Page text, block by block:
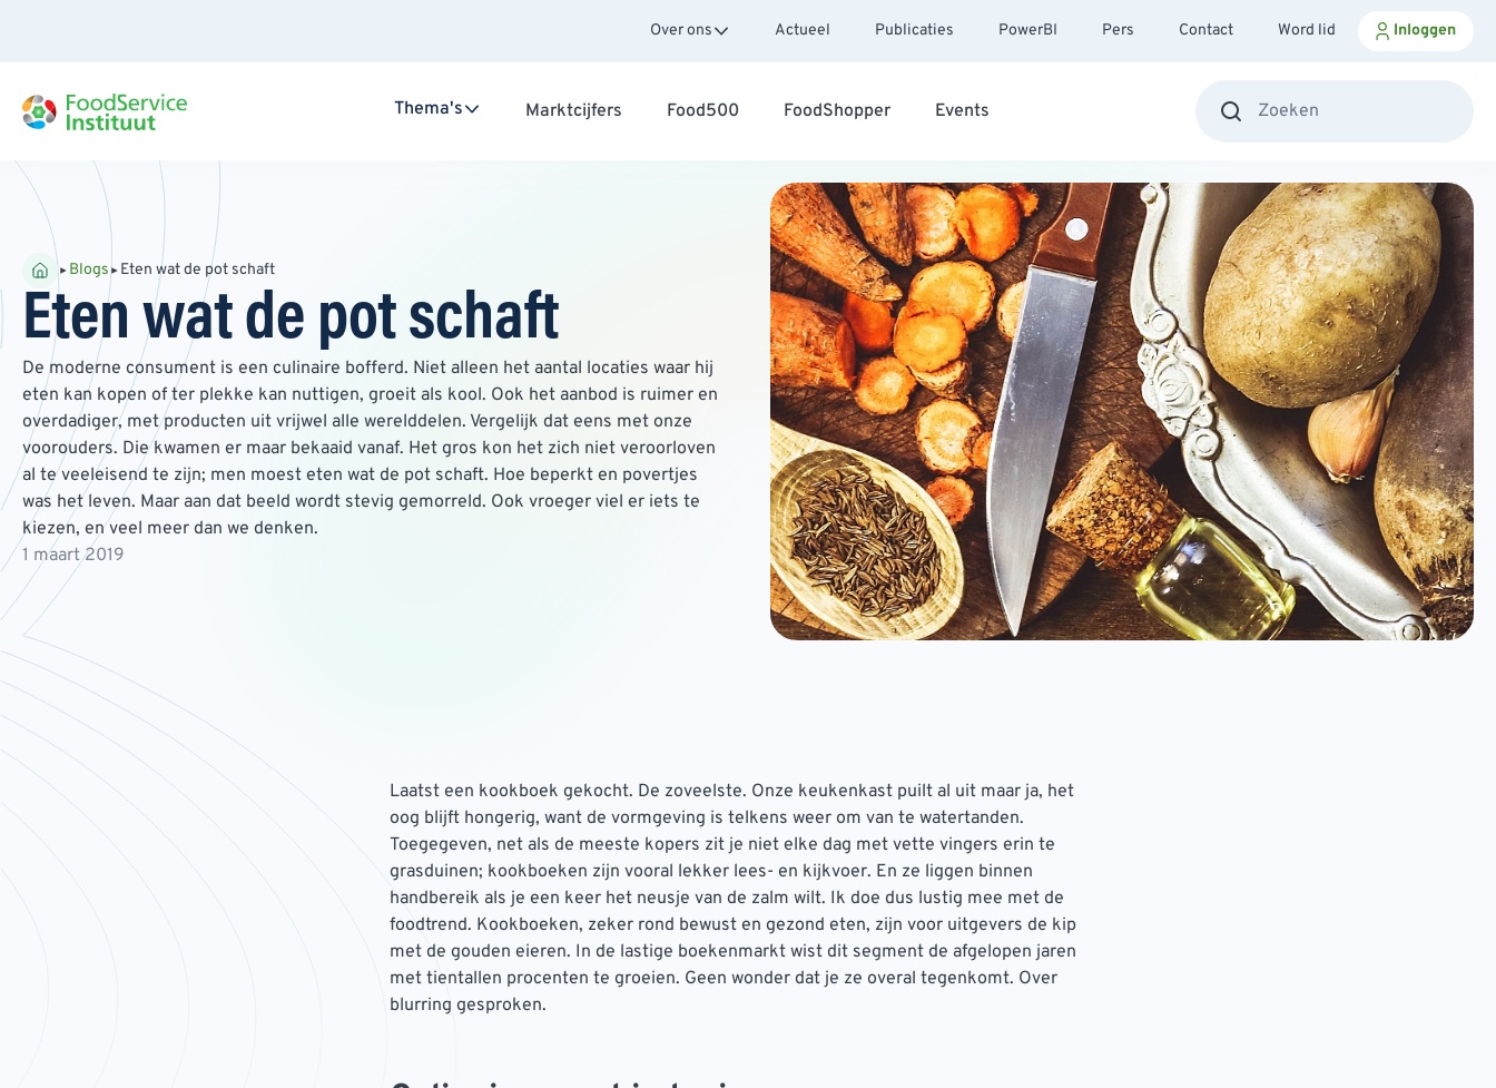
Over ons Actueel Publicaties PowerBI Pers Contact Word lid Inloggen
Thema's Marktcijfers Food500 FoodShopper Events
Blogs Eten wat de pot schaft
Eten wat de pot schaft
De moderne consument is een culinaire bofferd. Niet alleen het aantal locaties waar hij
eten kan kopen of ter plekke kan nuttigen, groeit als kool. Ook het aanbod is ruimer en
overdadiger, met producten uit vrijwel alle werelddelen. Vergelijk dat eens met onze
voorouders. Die kwamen er maar bekaaid vanaf. Het gros kon het zich niet veroorloven
al te veeleisend te zijn; men moest eten wat de pot schaft. Hoe beperkt en povertjes
was het leven. Maar aan dat beeld wordt stevig gemorreld. Ook vroeger viel er iets te
kiezen, en veel meer dan we denken.
1 maart 2019
Laatst een kookboek gekocht. De zoveelste. Onze keukenkast puilt al uit maar ja, het
oog blijft hongerig, want de vormgeving is telkens weer om van te watertanden.
Toegegeven, net als de meeste kopers zit je niet elke dag met vette vingers erin te
grasduinen; kookboeken zijn vooral lekker lees- en kijkvoer. En ze liggen binnen
handbereik als je een keer het neusje van de zalm wilt. Ik doe dus lustig mee met de
foodtrend. Kookboeken, zeker rond bewust en gezond eten, zijn voor uitgevers de kip
met de gouden eieren. In de lastige boekenmarkt wist dit segment de afgelopen jaren
met tientallen procenten te groeien. Geen wonder dat je ze overal tegenkomt. Over
blurring gesproken.